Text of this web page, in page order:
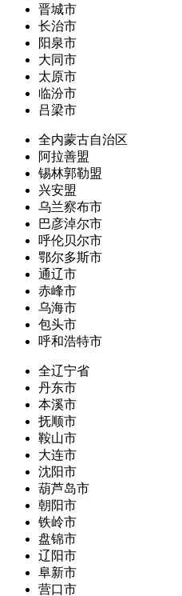
晋城市
长治市
阳泉市
大同市
太原市
临汾市
吕梁市
全内蒙古自治区
阿拉善盟
锡林郭勒盟
兴安盟
乌兰察布市
巴彦淖尔市
呼伦贝尔市
鄂尔多斯市
通辽市
赤峰市
乌海市
包头市
呼和浩特市
全辽宁省
丹东市
本溪市
抚顺市
鞍山市
大连市
沈阳市
葫芦岛市
朝阳市
铁岭市
盘锦市
辽阳市
阜新市
营口市